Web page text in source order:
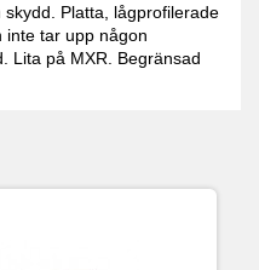
Platta, lågprofilerade
inte tar upp någon
Lita på MXR. Begränsad